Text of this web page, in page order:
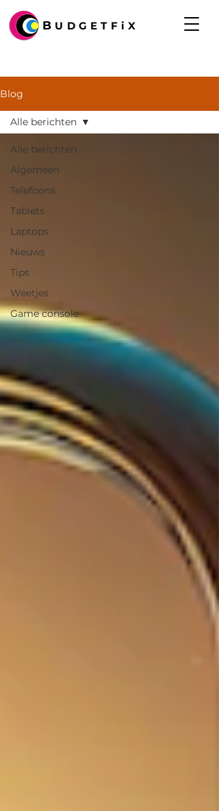
B UDGETFiX
Blog
Alle berichten
Algemeen
Telefoons
Tablets
Laptops
Nieuws
Tips
Weetjes
Game console
Alle berichten